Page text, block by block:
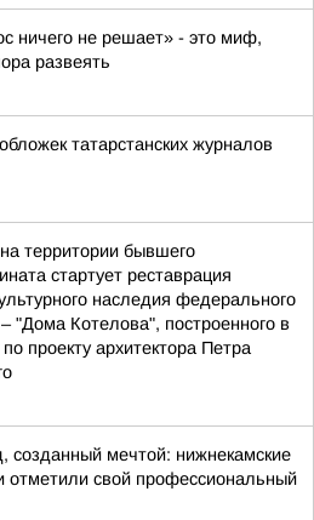
ничего не решает» - это миф,
развеять
татарстанских журналов
территории бывшего
стартует реставрация
наследия федерального
"Дома Котелова", построенного в
проекту архитектора Петра
созданный мечтой: нижнекамские
отметили свой профессиональный